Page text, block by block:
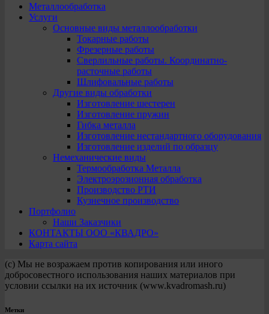
Металлообработка
Услуги
Основные виды металлообработки
Токарные работы
Фрезерные работы
Сверлильные работы. Координатно-
расточные работы
Шлифовальные работы
Другие виды обработки
Изготовление шестерен
Изготовление пружин
Гибка металла
Изготовление нестандартного оборудования
Изготовление изделий по образцу
Немеханические виды
Термообработка Металла
Электроэрозионная обработка
Производство РТИ
Кузнечное производство
Портфолио
Наши Заказчики
КОНТАКТЫ ООО «КВАДРО»
Карта сайта
(с) Мы не возражаем против копирования или иного
добросовестного использования наших материалов при
условии ссылки на их источник (www.kvadromash.ru)
Метки